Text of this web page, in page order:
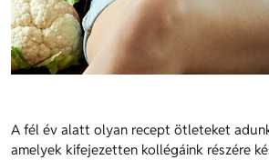
A fél év alatt olyan recept ötleteket
amelyek kifejezetten kollégáink részére